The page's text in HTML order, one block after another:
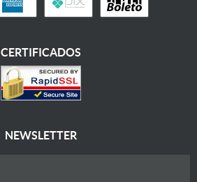
CERTIFICADOS
NEWSLETTER